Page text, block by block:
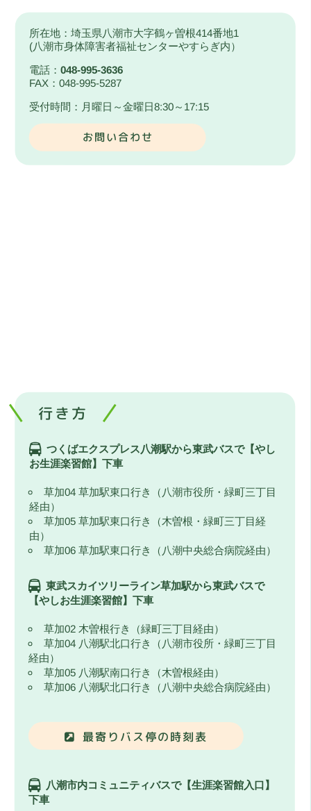
所在地：埼玉県八潮市大字鶴ヶ曽根414番地1
(八潮市身体障害者福祉センターやすらぎ内）
電話：048-995-3636
FAX：048-995-5287
受付時間：月曜日～金曜日8:30～17:15
お問い合わせ
行き方
つくばエクスプレス八潮駅から東武バスで【やし
お生涯楽習館】下車
草加04 草加駅東口行き（八潮市役所・緑町三丁目
経由）
草加05 草加駅東口行き（木曽根・緑町三丁目経
由）
草加06 草加駅東口行き（八潮中央総合病院経由）
東武スカイツリーライン草加駅から東武バスで
【やしお生涯楽習館】下車
草加02 木曽根行き（緑町三丁目経由）
草加04 八潮駅北口行き（八潮市役所・緑町三丁目
経由）
草加05 八潮駅南口行き（木曽根経由）
草加06 八潮駅北口行き（八潮中央総合病院経由）
最寄りバス停の時刻表
八潮市内コミュニティバスで【生涯楽習館入口】
下車